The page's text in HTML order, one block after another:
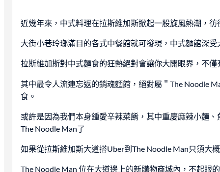
近幾年來，中式料理在拉斯維加斯掀起一股旋風熱潮，
大街小巷玲瑯滿目的各式中餐館就可發現，中式麵館深受
拉斯維加斯對中式麵食的狂熱絕對會讓你大開眼界，不
其中最令人流連忘返的銷魂麵館，絕對屬＂The Noodle
食。
或許是因為我們本身鍾愛辛辣菜餚，其中重慶麻辣小麵
The Noodle Man了
如果從拉斯維加斯大道搭Uber到The Noodle Man只須大
The Noodle Man 位在大道邊上的新購物商城內，不起眼